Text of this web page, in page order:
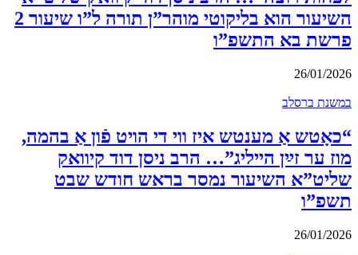
השיעור הוא בליקוטי מוהר”ן תורה ל”ו שיעור 2
פרשת בא התשפ”ו
26/01/2026
במשנת ברסלב
“כאָטש אַ מענטש איז ווי די הויט פֿון אַ בהמה,
מוז ער זײַן הייליג”… הרב ניסן דוד קיוואק
שליט”א השיעור נמסר בראש חודש שבט
תשפ”ו
26/01/2026